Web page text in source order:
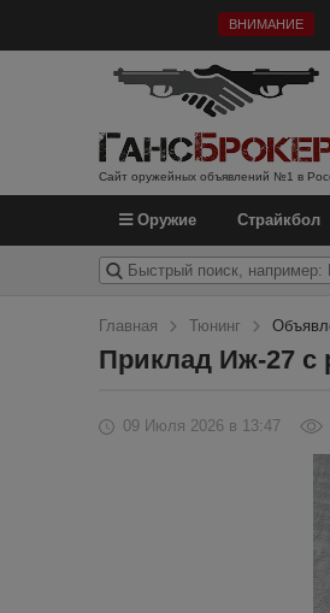
ВНИМАНИЕ
Сайт оружейных объявлений №1 в
Оружие Страйкбол
Главная Тюнинг
Приклад Иж-27 с
09 Июля 2026 в 13:47